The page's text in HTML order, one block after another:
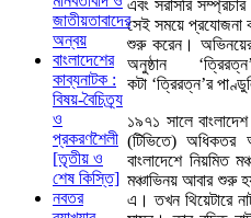
এবং সরাসরি
সেই সময়ে প্রযোজনা
শুরু করেন। অভিনয়ের
অনুষ্ঠান
কটা ‘ত্রিরত্ন’র
১৯৭১ সালে
(টিভিতে)
বাংলাদেশে নিয়মিত
মঞ্চাভিনয় আবার শুরু
এ। তখন থিয়েটারে
জাতীয়তাবাদের
অন্বয়
বাংলাদেশের
কাব্যনাটক :
বিষয়-বৈচিত্র্য
ও
প্রকরণশৈলী
[তৃতীয় ও
শেষ কিস্তি]
নবতর